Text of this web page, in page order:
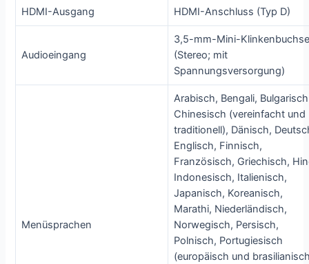
HDMI-Ausgang HDMI-Anschluss (Typ D)
Audioeingang
3,5-mm-Mini-
(Stereo; mit
Spannungsversorgung)
Menüsprachen
Arabisch, Bengali,
Chinesisch (vereinfacht und
traditionell), Dänisch,
Englisch, Finnisch,
Französisch, Griechisch,
Indonesisch, Italienisch,
Japanisch, Koreanisch,
Marathi, Niederländisch,
Norwegisch, Persisch,
Polnisch, Portugiesisch
(europäisch und